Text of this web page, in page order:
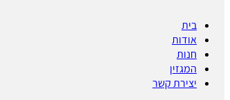
בית
אודות
חנות
המגזין
יצירת קשר